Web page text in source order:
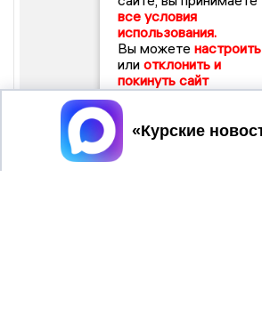
все условия
использования.
Вы можете настроить
или отклонить и
покинуть сайт
Принять